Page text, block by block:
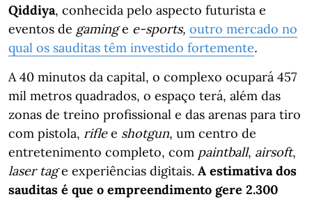
Qiddiya, conhecida pelo aspecto futurista e
eventos de gaminge e-sports, outro mercado no
qual os sauditas têm investido fortemente.
A 40 minutos da capital, o complexo ocupará 457
mil metros quadrados, o espaço terá, além das
zonas de treino profissional e das arenas para tiro
com pistola, riflee shotgun, um centro de
entretenimento completo, com paintball, airsoft,
laser tage experiências digitais. A estimativa dos
sauditas é que o empreendimento gere 2.300